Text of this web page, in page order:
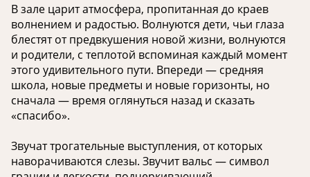
В зале царит атмосфера, пропитанная до краев
волнением и радостью. Волнуются дети, чьи глаза
блестят от предвкушения новой жизни, волнуются
и родители, с теплотой вспоминая каждый момент
этого удивительного пути. Впереди — средняя
школа, новые предметы и новые горизонты, но
сначала — время оглянуться назад и сказать
«спасибо».
Звучат трогательные выступления, от которых
наворачиваются слезы. Звучит вальс — символ